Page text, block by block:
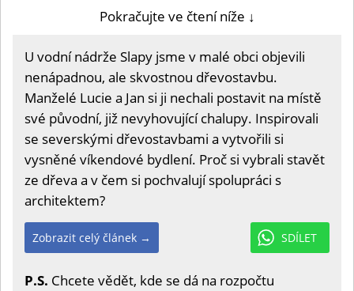
Pokračujte ve čtení níže ↓
U vodní nádrže Slapy jsme v malé obci objevili
nenápadnou, ale skvostnou dřevostavbu.
Manželé Lucie a Jan si ji nechali postavit na místě
své původní, již nevyhovující chalupy. Inspirovali
se severskými dřevostavbami a vytvořili si
vysněné víkendové bydlení. Proč si vybrali stavět
ze dřeva a v čem si pochvalují spolupráci s
architektem?
SDÍLET
Zobrazit celý článek →
P.S. Chcete vědět, kde se dá na rozpočtu